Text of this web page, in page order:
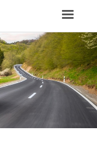
FORSIDE
NYE
Bestil
Toggle